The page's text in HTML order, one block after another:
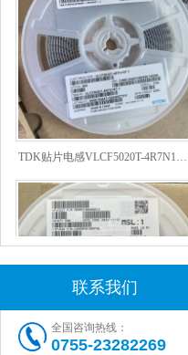
TDK贴片电感VLCF5020T-4R7N1R7-1
联系我们
全国咨询热线：
0755-23282269